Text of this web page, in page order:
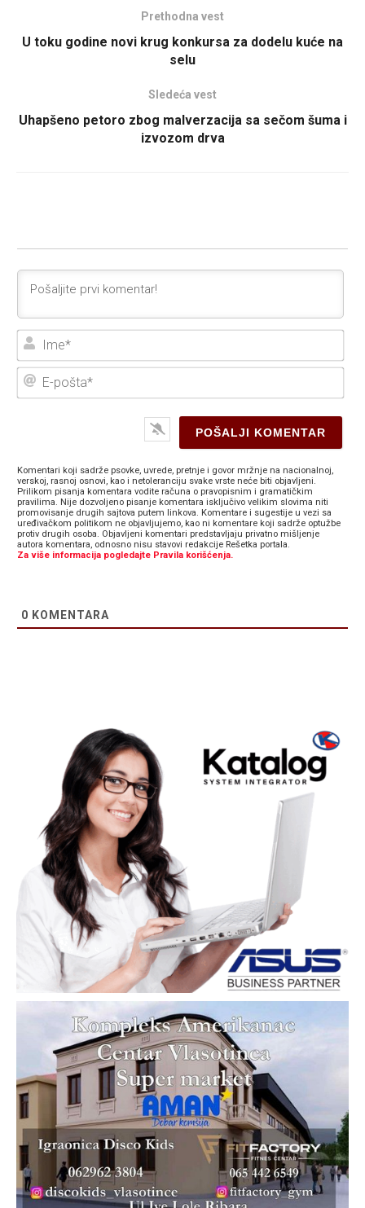
Prethodna vest
U toku godine novi krug konkursa za dodelu kuće na
selu
Sledeća vest
Uhapšeno petoro zbog malverzacija sa sečom šuma i
izvozom drva
E-
Komentari koji sadrže psovke, uvrede, pretnje i govor mržnje na nacionalnoj,
verskoj, rasnoj osnovi, kao i netoleranciju svake vrste neće biti objavljeni.
Prilikom pisanja komentara vodite računa o pravopisnim i gramatičkim
pravilima. Nije dozvoljeno pisanje komentara isključivo velikim slovima niti
promovisanje drugih sajtova putem linkova. Komentare i sugestije u vezi sa
uređivačkom politikom ne objavljujemo, kao ni komentare koji sadrže optužbe
protiv drugih osoba. Objavljeni komentari predstavljaju privatno mišljenje
autora komentara, odnosno nisu stavovi redakcije Rešetka portala.
Za više informacija pogledajte Pravila korišćenja.
0 KOMENTARA